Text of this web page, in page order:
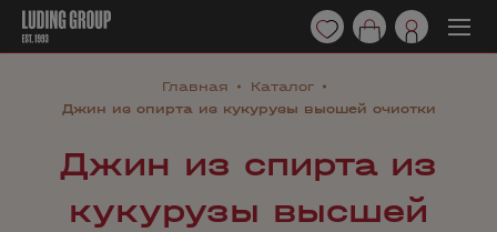
Главная
Каталог
Джин из спирта из кукурузы высшей очистки
Джин из спирта из
кукурузы высшей